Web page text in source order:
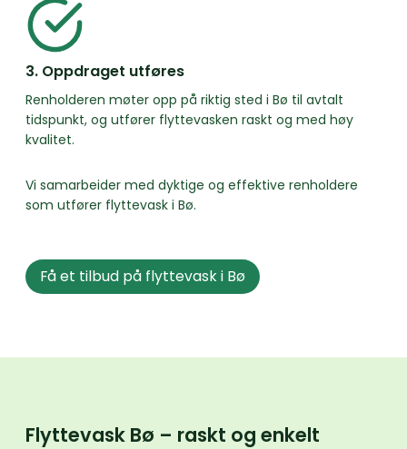
3. Oppdraget utføres
Renholderen møter opp på riktig sted i Bø til avtalt
tidspunkt, og utfører flyttevasken raskt og med høy
kvalitet.
Vi samarbeider med dyktige og effektive renholdere
som utfører flyttevask i Bø.
Få et tilbud på flyttevask i Bø
Flyttevask Bø – raskt og enkelt